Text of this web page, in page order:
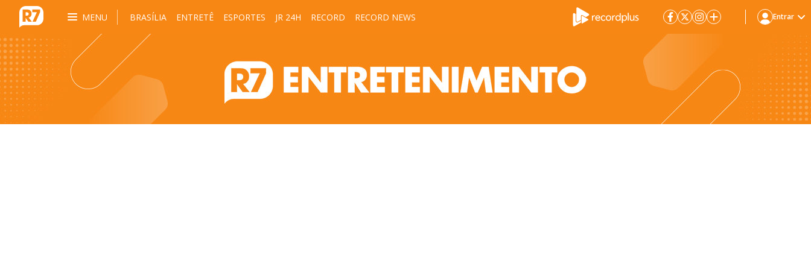
MENU BRASÍLIA ENTRETÊ ESPORTES JR 24H RECORD RECORD NEWS Entrar